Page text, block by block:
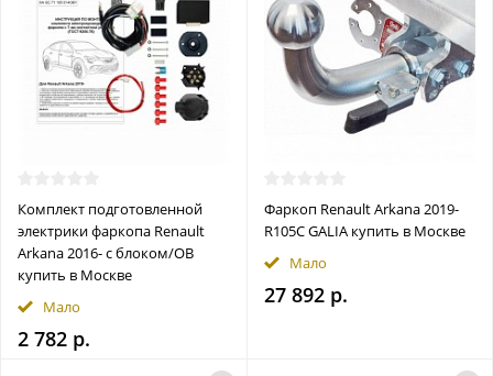
Комплект подготовленной
электрики фаркопа Renault
Arkana 2016- с блоком/OB
купить в Москве
Мало
2 782 р.
Фаркоп Renault Arkana 2019-
R105C GALIA купить в Москве
Мало
27 892 р.